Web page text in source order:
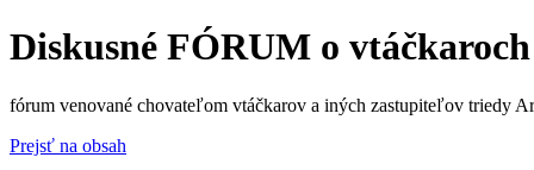
Diskusné FÓRUM o vtáčkaroch
fórum venované chovateľom vtáčkarov a iných zastupiteľov triedy
Prejsť na obsah